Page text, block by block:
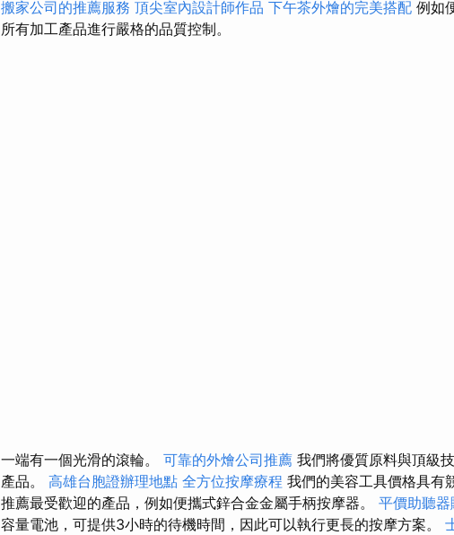
搬家公司的推薦服務 頂尖室內設計師作品 下午茶外燴的完美搭配 例如
所有加工產品進行嚴格的品質控制。
一端有一個光滑的滾輪。 可靠的外燴公司推薦 我們將優質原料與頂級
產品。 高雄台胞證辦理地點 全方位按摩療程 我們的美容工具價格具有
推薦最受歡迎的產品，例如便攜式鋅合金金屬手柄按摩器。 平價助聽
容量電池，可提供3小時的待機時間，因此可以執行更長的按摩方案。